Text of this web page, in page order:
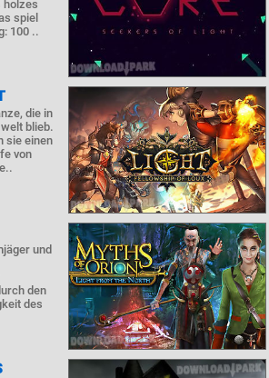
holzes
spiel
100 ..
die in
blieb.
sie einen
von
und
den
des